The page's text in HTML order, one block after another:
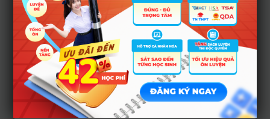
trường
nội trú
cần tính
toán kỹ
mức điểm
“cứng”
trên 10+
động viên
học sinh